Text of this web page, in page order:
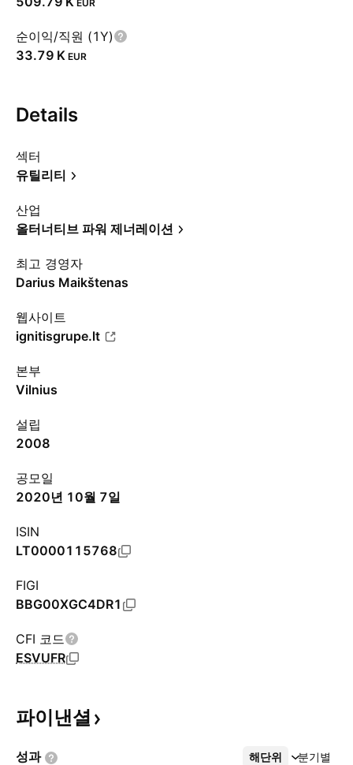
EUR
순이익/직원 (1Y)
‪33.79 K‬ EUR
Details
섹터
유틸리티
산업
올터너티브 파워 제너레이션
최고 경영자
Darius Maikštenas
웹사이트
ignitisgrupe.lt
본부
Vilnius
설립
2008
공모일
2020년 10월 7일
ISIN
LT0000115768
FIGI
BBG00XGC4DR1
CFI 코드
ESVUFR
파이낸셜
성과 해단위 분기별
더보기